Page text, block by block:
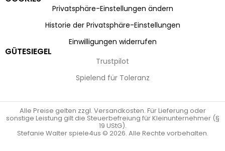
Privatsphäre-Einstellungen ändern
Historie der Privatsphäre-Einstellungen
Einwilligungen widerrufen
GÜTESIEGEL
Trustpilot
Spielend für Toleranz
Alle Preise gelten zzgl. Versandkosten. Für Lieferung oder
sonstige Leistung gilt die Steuerbefreiung für Kleinunternehmer (§
19 UStG).
Stefanie Walter spiele4us © 2026. Alle Rechte vorbehalten.